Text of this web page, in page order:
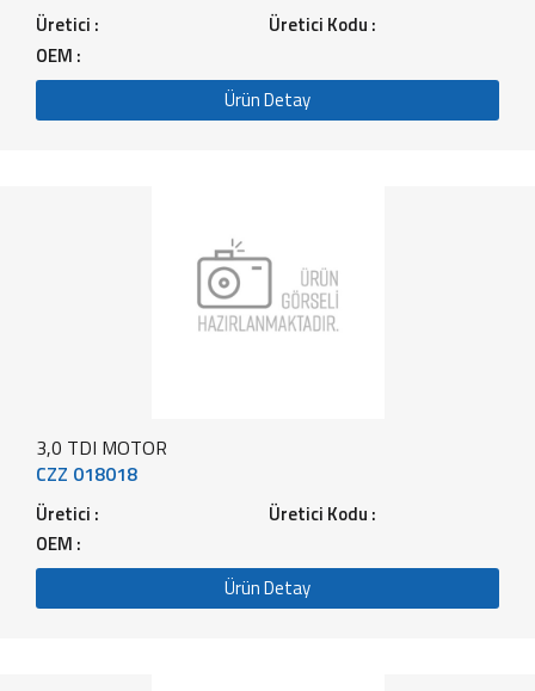
Üretici :
Üretici Kodu :
OEM :
Ürün Detay
3,0 TDI MOTOR
CZZ 018018
Üretici :
Üretici Kodu :
OEM :
Ürün Detay